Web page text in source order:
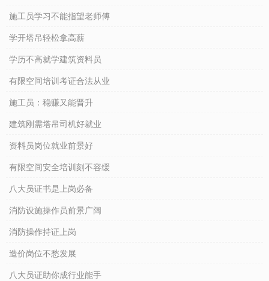
施工员学习不能指望老师傅
学开塔吊轻松拿高薪
学历不高就学建筑资料员
有限空间培训考证合法从业
施工员：稳赚又能晋升
建筑刚需塔吊司机好就业
资料员岗位就业前景好
有限空间安全培训刻不容缓
八大员证书是上岗必备
消防设施操作员前景广阔
消防操作持证上岗
造价岗位不愁发展
八大员证助你成行业能手